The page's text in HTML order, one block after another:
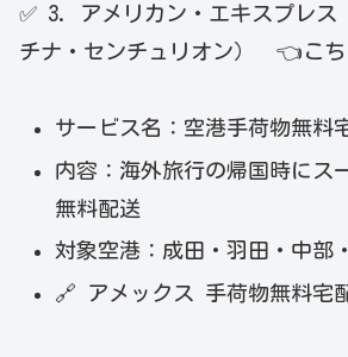
✅ 3. アメリカン・エキスプレス
チナ・センチュリオン） 👈こち
サービス名：空港手荷物無料
内容：海外旅行の帰国時にス
無料配送
対象空港：成田・羽田・中部
🔗 アメックス 手荷物無料宅